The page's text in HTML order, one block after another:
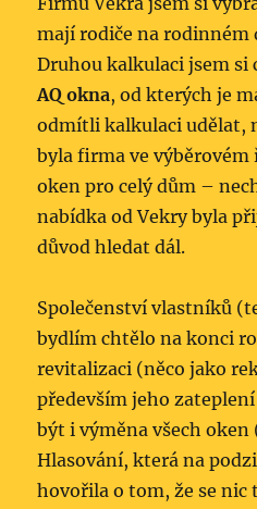
mají rodiče na rodinném
Druhou kalkulaci jsem si
AQ okna, od kterých je
odmítli kalkulaci udělat,
byla firma ve výběrovém
oken pro celý dům –
nabídka od Vekry byla
důvod hledat dál.
Společenství vlastníků
bydlím chtělo na konci
revitalizaci (něco jako
především jeho
být i výměna všech
Hlasování, která na
hovořila o tom, že se nic